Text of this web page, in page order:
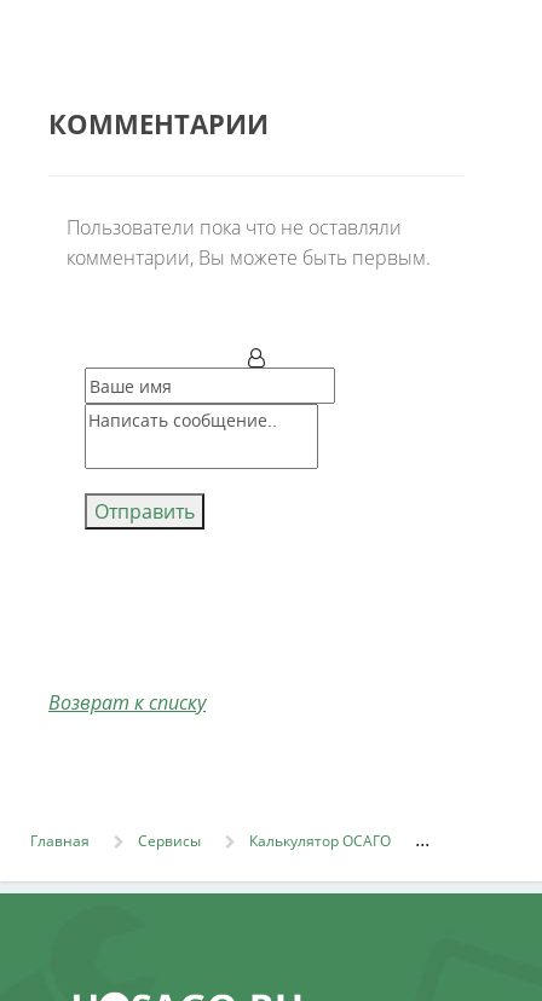
КОММЕНТАРИИ
Пользователи пока что не оставляли
комментарии, Вы можете быть первым.
Отправить
Возврат к списку
Главная Сервисы Калькулятор ОСАГО